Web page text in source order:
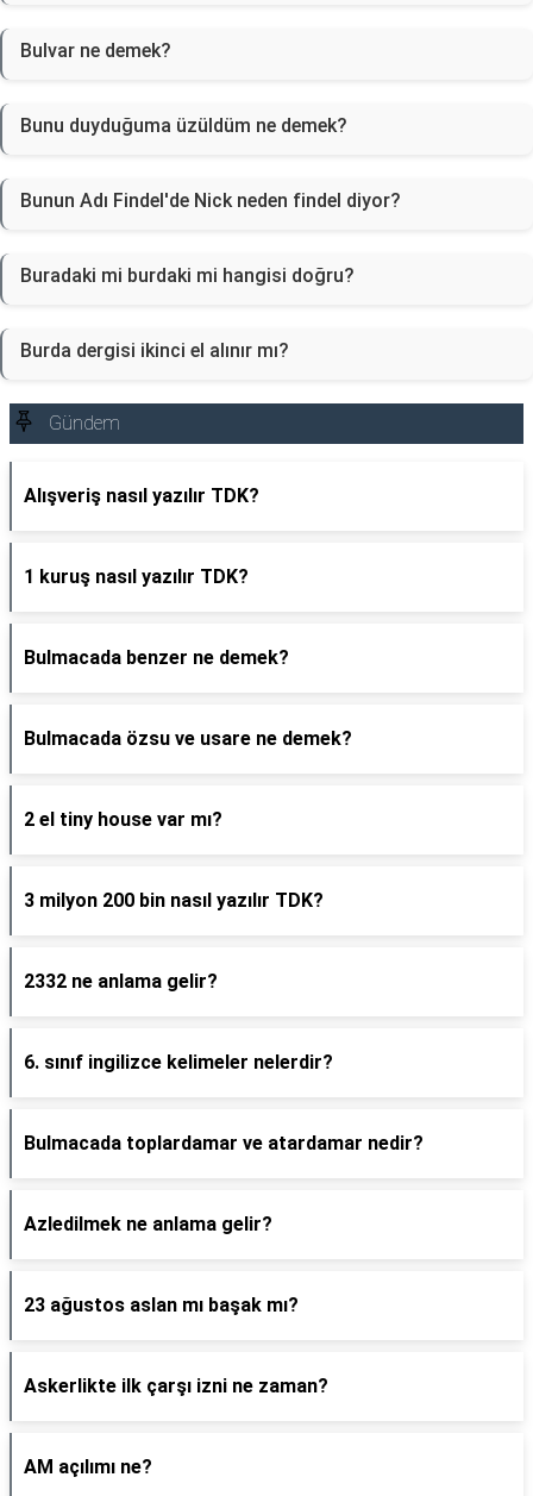
Bulvar ne demek?
Bunu duyduğuma üzüldüm ne demek?
Bunun Adı Findel'de Nick neden findel diyor?
Buradaki mi burdaki mi hangisi doğru?
Burda dergisi ikinci el alınır mı?
Gündem
Alışveriş nasıl yazılır TDK?
1 kuruş nasıl yazılır TDK?
Bulmacada benzer ne demek?
Bulmacada özsu ve usare ne demek?
2 el tiny house var mı?
3 milyon 200 bin nasıl yazılır TDK?
2332 ne anlama gelir?
6. sınıf ingilizce kelimeler nelerdir?
Bulmacada toplardamar ve atardamar nedir?
Azledilmek ne anlama gelir?
23 ağustos aslan mı başak mı?
Askerlikte ilk çarşı izni ne zaman?
AM açılımı ne?